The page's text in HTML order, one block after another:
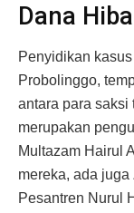
Dana
Penyidikan
Probolinggo,
antara para saksi
merupakan
Multazam Hairul
mereka, ada
Pesantren Nurul